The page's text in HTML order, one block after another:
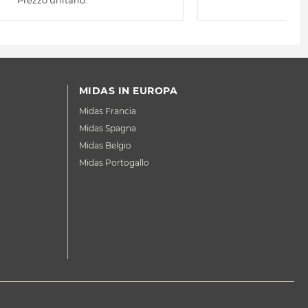
MIDAS IN EUROPA
Midas Francia
Midas Spagna
Midas Belgio
Midas Portogallo